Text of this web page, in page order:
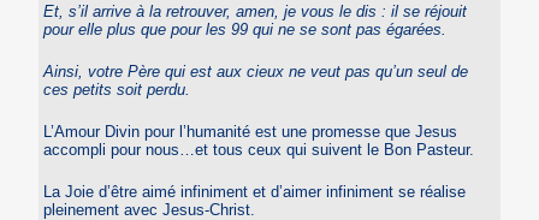
Et, s’il arrive à la retrouver, amen, je vous le dis : il se réjouit
pour elle plus que pour les 99 qui ne se sont pas égarées.
Ainsi, votre Père qui est aux cieux ne veut pas qu’un seul de
ces petits soit perdu.
L’Amour Divin pour l’humanité est une promesse que Jesus
accompli pour nous…et tous ceux qui suivent le Bon Pasteur.
La Joie d’être aimé infiniment et d’aimer infiniment se réalise
pleinement avec Jesus-Christ.